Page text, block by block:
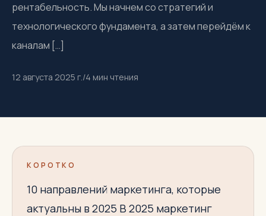
рентабельность. Мы начнем со стратегий и
технологического фундамента, а затем перейдём к
каналам […]
12 августа 2025 г./4 мин чтения
КОРОТКО
10 направлений маркетинга, которые
актуальны в 2025 В 2025 маркетинг